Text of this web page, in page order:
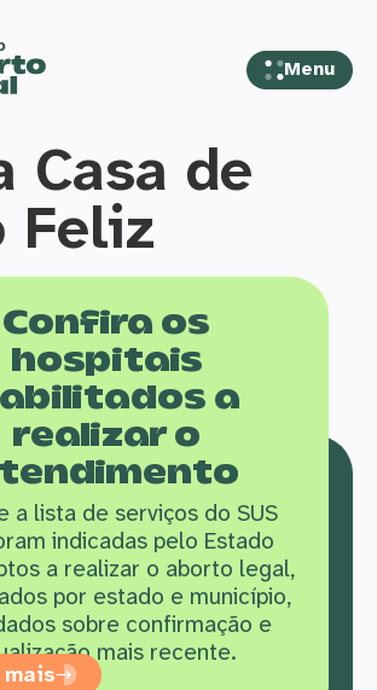
Menu
Casa de
Feliz
Confira os
hospitais
a
realizar o
a lista de serviços do SUS
indicadas pelo Estado
a realizar o aborto legal,
por estado e município,
sobre confirmação e
mais recente.
mais